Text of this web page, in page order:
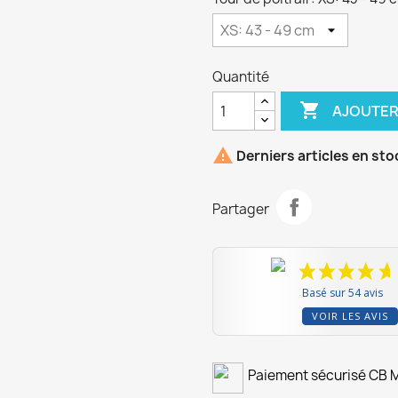
Quantité

 Derniers articles en
Partager
Basé sur 54 avis
VOIR LES AVIS
Paiement sécurisé CB